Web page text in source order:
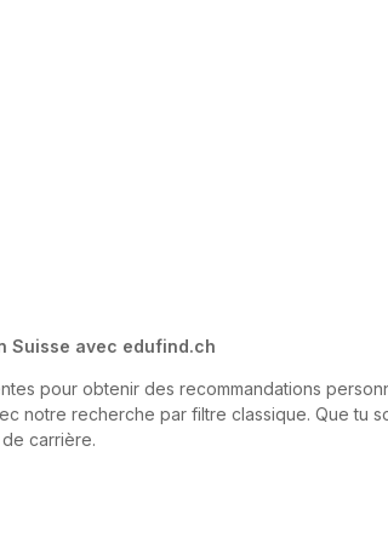
Suisse avec edufind.ch
pour obtenir des recommandations
notre recherche par filtre classique. Que tu
carrière.